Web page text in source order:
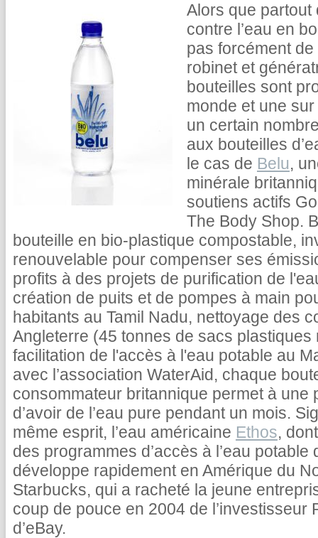
Alors que partout
contre l’eau en
pas forcément de
robinet et
bouteilles sont
monde et une
un certain
aux bouteilles
le cas de Belu,
minérale
soutiens actifs
The Body Shop.
bouteille en bio-plastique compostable,
renouvelable pour compenser ses
profits à des projets de purification de
création de puits et de pompes à main
habitants au Tamil Nadu, nettoyage des
Angleterre (45 tonnes de sacs
facilitation de l'accès à l'eau potable au
avec l’association WaterAid, chaque
consommateur britannique permet à une
d’avoir de l’eau pure pendant un mois.
même esprit, l’eau américaine Ethos,
des programmes d’accès à l’eau
développe rapidement en Amérique du
Starbucks, qui a racheté la jeune
coup de pouce en 2004 de l’investisseur
d’eBay.